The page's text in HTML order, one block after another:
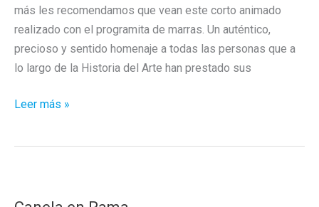
más les recomendamos que vean este corto animado
realizado con el programita de marras. Un auténtico,
precioso y sentido homenaje a todas las personas que a
lo largo de la Historia del Arte han prestado sus
Postureo
Leer más »